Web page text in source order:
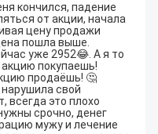
кончился, падение
от акции, начала
цену продажи
пошла выше.
уже 2952😂. А я то
покупаешь!
продаёшь! 🤔
свой
всегда это плохо
срочно, денег
мужу и лечение